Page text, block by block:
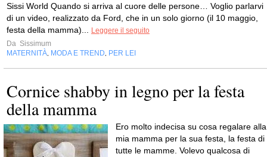
Sissi World Quando si arriva al cuore delle persone… Voglio parlarvi
di un video, realizzato da Ford, che in un solo giorno (il 10 maggio,
festa della mamma)...
Leggere il seguito
Da Sissimum
MATERNITÀ MODA E TREND PER LEI
Cornice shabby in legno per la festa
della mamma
Ero molto indecisa su cosa regalare alla
mia mamma per la sua festa, la festa di
tutte le mamme. Volevo qualcosa di